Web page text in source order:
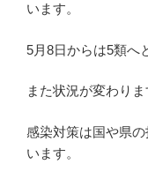
います。
5月8日からは5類へ
また状況が変わり
感染対策は国や県
います。